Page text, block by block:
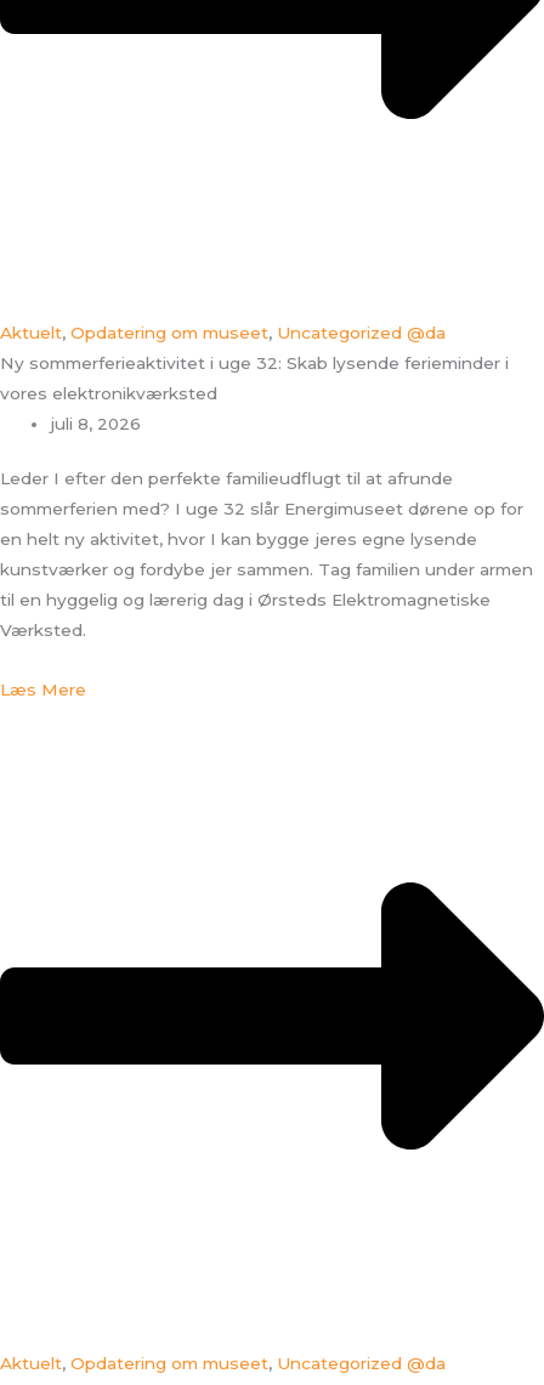
Aktuelt, Opdatering om museet, Uncategorized @da
Ny sommerferieaktivitet i uge 32: Skab lysende ferieminder i
vores elektronikværksted
juli 8, 2026
Leder I efter den perfekte familieudflugt til at afrunde
sommerferien med? I uge 32 slår Energimuseet dørene op for
en helt ny aktivitet, hvor I kan bygge jeres egne lysende
kunstværker og fordybe jer sammen. Tag familien under armen
til en hyggelig og lærerig dag i Ørsteds Elektromagnetiske
Værksted.
Læs Mere
Aktuelt, Opdatering om museet, Uncategorized @da